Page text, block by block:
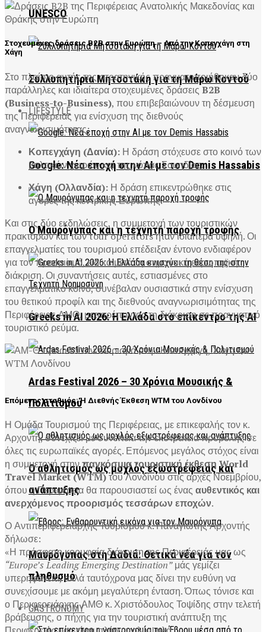
UNESCO
Συλλυπητήρια Μητσοτάκη για τη Μάρω Κοντού
LIFESTYLE
Google: Νέα εποχή στην AI με τον Demis Hassabis
Ο Μαυρόγυπας και η τεχνητή παροχή τροφής
Greeks in AI 2026: Η Ελλάδα στο επίκεντρο της AI
Ardas Festival 2026 – 30 Χρόνια Μουσικής &
Πολιτισμού
Ο αθλητισμός ως μοχλός εξωστρέφειας και
ανάπτυξης
Μαυρόγυπας στη Δαδιά: Θετικά νέα για τον
πληθυσμό
GASTRONOMY
Στοχευμένες δράσεις B2B στην Ευρώπη – Από την Κοπεγχάγη στη
Χάγη
Στο πλαίσιο αυτής της στρατηγικής πραγματοποιήθηκαν δύο
παράλληλες και ιδιαίτερα στοχευμένες δράσειςB2B
(Business-to-Business), που επιβεβαιώνουν τη δέσμευση
της Περιφέρειας για ενίσχυση της διεθνούς
αναγνωρισιμότητας:
Κοπεγχάγη (Δανία): Η δράση στόχευσε στο κοινό των
βαλτικών χωρών και της νότιας Σουηδίας.
Χάγη (Ολλανδία): Η δράση επικεντρώθηκε στις
αγορές της κεντρικής Ευρώπης.
Και στις δύο εκδηλώσεις, η συμμετοχή των τουριστικών
πρακτόρων και των tour operators ήταν ιδιαίτερα υψηλή. Οι
επαγγελματίες του τουρισμού επέδειξαν έντονο ενδιαφέρον
για τον προορισμό, ειδικά μετά τη σημαντική ευρωπαϊκή
διάκριση. Οι συναντήσεις αυτές, εστιασμένες στο
επαγγελματικό κοινό, συνέβαλαν ουσιαστικά στην ενίσχυση
του θετικού προφίλ και της διεθνούς αναγνωρισιμότητας της
Περιφέρειας ΑΜΘ, μετατρέποντας τη διάκριση σε πραγματικό
τουριστικό ρεύμα.
Επόμενος σταθμός: Η Διεθνής Έκθεση WTM του Λονδίνου
Η Ομάδα Τουρισμού της Περιφέρειας, με επικεφαλής τον κ.
Αρχοντή, συνεχίζει με συνέπεια την εκστρατεία προβολής σε
όλες τις ευρωπαϊκές αγορές. Επόμενος μεγάλος στόχος είναι
η συμμετοχή στηνπαγκόσμια τουριστική έκθεση World
Travel Market (WTM)του Λονδίνου στις αρχές Νοεμβρίου,
όπου η Περιφέρεια θα παρουσιαστεί ως ένας αυθεντικός και
ανερχόμενος προορισμός τεσσάρων εποχών.
Ο Αντιπεριφερειάρχης Τουρισμού κ. Παναγιώτης Αρχοντής
δήλωσε:
«Η πρόσφατη κορυφαία διάκριση της Περιφέρειάς μας ως
“Europe’s Leading Emerging Destination”μάς γεμίζει
υπερηφάνεια, αλλά ταυτόχρονα μας δίνει την ευθύνη να
συνεχίσουμε με ακόμη μεγαλύτερη ένταση. Όπως τόνισε και
ο Περιφερειάρχης ΑΜΘ κ. Χριστόδουλος Τοψίδης στην τελετή
βράβευσης, ο πήχης για την τουριστική ανάπτυξη της